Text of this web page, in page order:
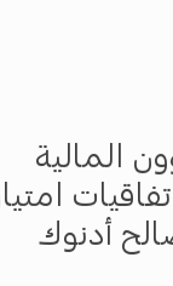
المالية
يمنح 3 اتفاقيات
أدنوك